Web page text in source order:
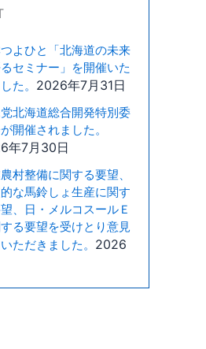
よひと「北海道の未来
セミナー」を開催いた
た。 2026年7月31日
北海道総合開発特別委
開催されました。
年7月30日
村整備に関する要望、
な馬鈴しょ生産に関す
、日・メルコスールＥ
る要望を受けとり意見
ただきました。 2026